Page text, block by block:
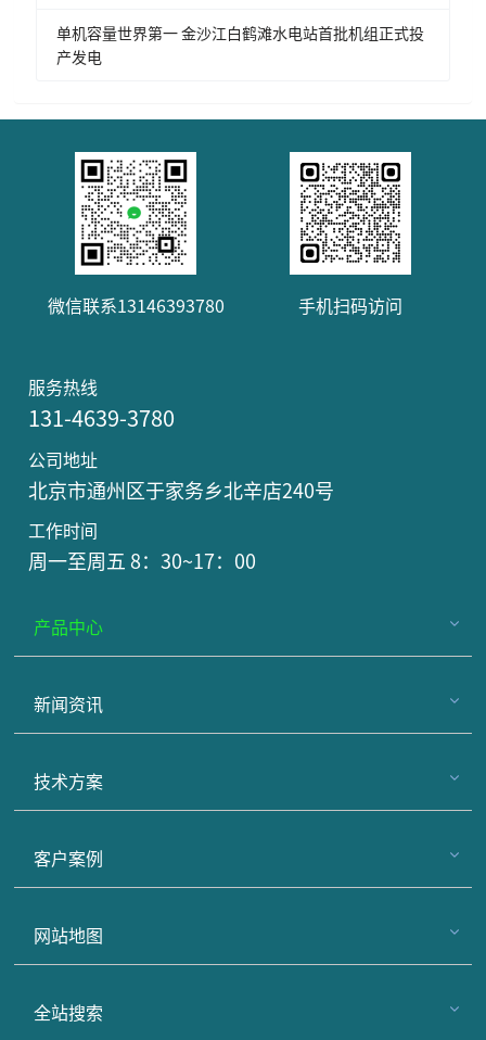
单机容量世界第一 金沙江白鹤滩水电站首批机组正式投
产发电
微信联系13146393780 手机扫码访问
服务热线
131-4639-3780
公司地址
北京市通州区于家务乡北辛店240号
工作时间
周一至周五 8：30~17：00
产品中心
新闻资讯
技术方案
客户案例
网站地图
全站搜索